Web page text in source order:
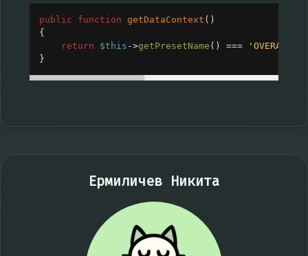
public function getDataContext ()
{
return
$this ->getPresetName () ===
}
Ермиличев Никита